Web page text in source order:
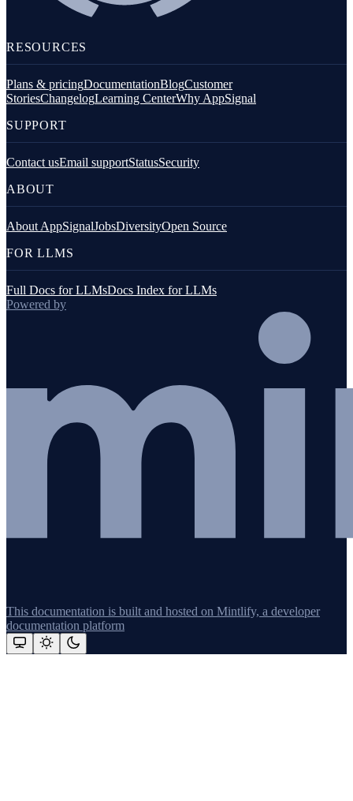
RESOURCES
Plans & pricingDocumentationBlogCustomer
StoriesChangelogLearning CenterWhy AppSignal
SUPPORT
Contact usEmail supportStatusSecurity
ABOUT
About AppSignalJobsDiversityOpen Source
FOR LLMS
Full Docs for LLMsDocs Index for LLMs
Powered by
This documentation is built and hosted on Mintlify, a developer
documentation platform